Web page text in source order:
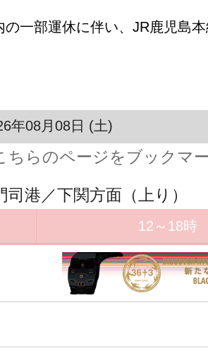
一部運休に伴い、JR鹿児島
年08月08日 (土)
らのページをブックマ
港／下関方面（上り）
12～18時